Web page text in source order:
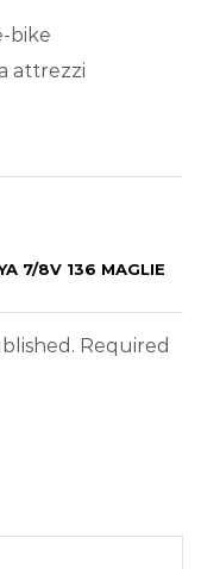
bike
attrezzi
7/8V 136 MAGLIE
Required